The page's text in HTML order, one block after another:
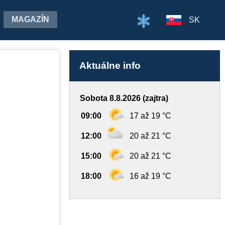
MAGAZÍN SK
Aktuálne info
Sobota 8.8.2026 (zajtra)
09:00 17 až 19 °C
12:00 20 až 21 °C
15:00 20 až 21 °C
18:00 16 až 19 °C